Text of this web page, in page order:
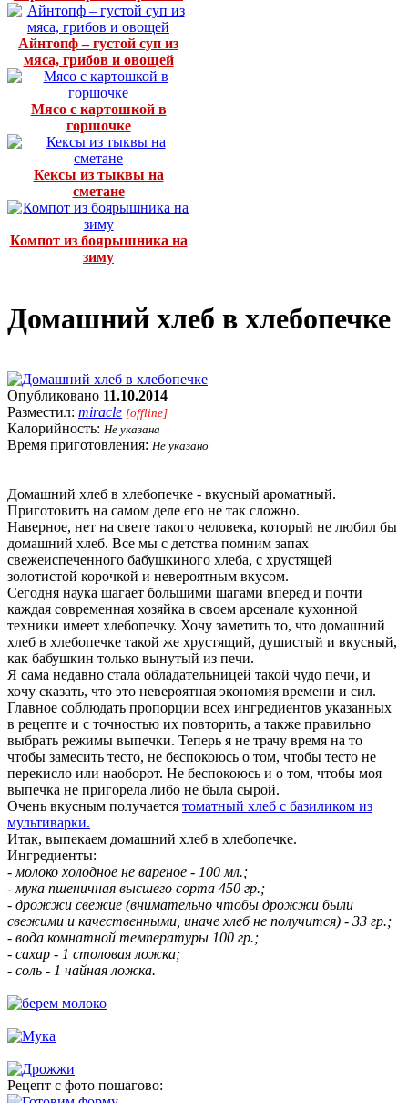
Айнтопф – густой суп из
мяса, грибов и овощей
Мясо с картошкой в
горшочке
Кексы из тыквы на
сметане
Компот из боярышника на
зиму
Домашний хлеб в хлебопечке
Опубликовано 11.10.2014
Разместил: miracle [offline]
Калорийность: Не указана
Время приготовления: Не указано
Домашний хлеб в хлебопечке - вкусный ароматный.
Приготовить на самом деле его не так сложно.
Наверное, нет на свете такого человека, который не любил бы
домашний хлеб. Все мы с детства помним запах
свежеиспеченного бабушкиного хлеба, с хрустящей
золотистой корочкой и невероятным вкусом.
Сегодня наука шагает большими шагами вперед и почти
каждая современная хозяйка в своем арсенале кухонной
техники имеет хлебопечку. Хочу заметить то, что домашний
хлеб в хлебопечке такой же хрустящий, душистый и вкусный,
как бабушкин только вынутый из печи.
Я сама недавно стала обладательницей такой чудо печи, и
хочу сказать, что это невероятная экономия времени и сил.
Главное соблюдать пропорции всех ингредиентов указанных
в рецепте и с точностью их повторить, а также правильно
выбрать режимы выпечки. Теперь я не трачу время на то
чтобы замесить тесто, не беспокоюсь о том, чтобы тесто не
перекисло или наоборот. Не беспокоюсь и о том, чтобы моя
выпечка не пригорела либо не была сырой.
Очень вкусным получается томатный хлеб с базиликом из
мультиварки.
Итак, выпекаем домашний хлеб в хлебопечке.
Ингредиенты:
- молоко холодное не вареное - 100 мл.;
- мука пшеничная высшего сорта 450 гр.;
- дрожжи свежие (внимательно чтобы дрожжи были
свежими и качественными, иначе хлеб не получится) - 33 гр.;
- вода комнатной температуры 100 гр.;
- сахар - 1 столовая ложка;
- соль - 1 чайная ложка.
Рецепт с фото пошагово: